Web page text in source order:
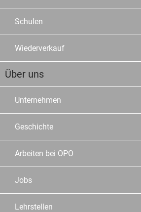
Schulen
Wiederverkauf
Über uns
Unternehmen
Geschichte
Arbeiten bei OPO
Jobs
Lehrstellen